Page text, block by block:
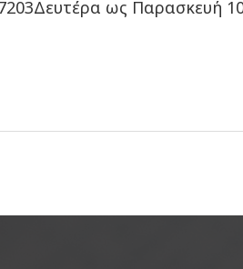
ως Παρασκευή